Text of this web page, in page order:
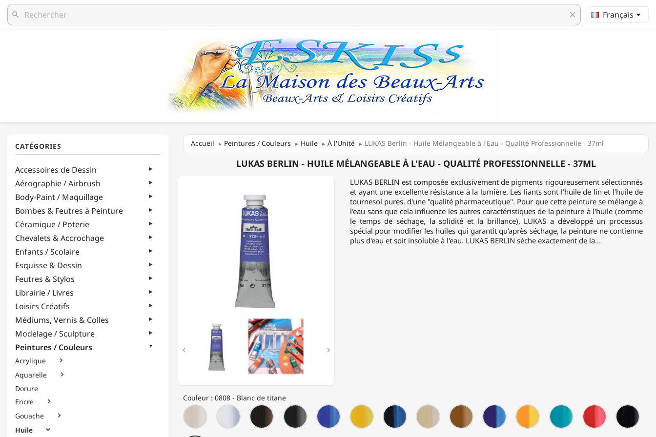
search clear Français
Accessoires de Dessin
Aérographie / Airbrush
Body-Paint / Maquillage
Bombes & Feutres à Peinture
Céramique / Poterie
Chevalets & Accrochage
Enfants / Scolaire
Esquisse & Dessin
Feutres & Stylos
Librairie / Livres
Loisirs Créatifs
Médiums, Vernis & Colles
Modelage / Sculpture
Peintures / Couleurs
Acrylique 
Aquarelle 
Dorure
Encre

Gouache 
Huile 
Accueil Peintures / Couleurs Huile À l'Unité LUKAS Berlin - Huile Mélangeable à l'Eau - Qualité Professionnelle - 37ml
MÉLANGEABLE
PROFESSIONNELLE
LUKAS BERLIN - HUILE MÉLANGEABLE À L'EAU - QUALITÉ PROFESSIONNELLE - 37ML
 
LUKAS BERLIN est composée exclusivement de pigments rigoureusement sélectionnés
et ayant une excellente résistance à la lumière. Les liants sont l'huile de lin et l'huile de
tournesol pures, d'une "qualité pharmaceutique". Pour que cette peinture se mélange à
l'eau sans que cela influence les autres caractéristiques de la peinture à l'huile (comme
le temps de séchage, la solidité et la brillance), LUKAS a développé un processus
spécial pour modifier les huiles qui garantit qu'après séchage, la peinture ne contienne
plus d'eau et soit insoluble à l'eau. LUKAS BERLIN sèche exactement de la...
Couleur : 0808 - Blanc de titane
0605
-
Titane
0608
-
Blanc
0611
-
Terre
0614
-
Terre
0623
-
0626
-
Jaune
0634
-
0635
-
Jaune
0639
-
Terre
0645
-
0647
-
Jaune
0655
-
Turquoise
0674
-
Rouge
0682
-